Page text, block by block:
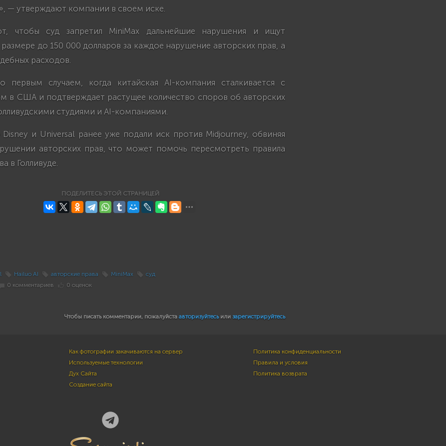
— утверждают компании в своем иске.
чтобы суд запретил MiniMax дальнейшие нарушения и ищут
до 150 000 долларов за каждое нарушение авторских прав, а
расходов.
первым случаем, когда китайская AI-компания сталкивается с
в США и подтверждает растущее количество споров об авторских
студиями и AI-компаниями.
и Universal ранее уже подали иск против Midjourney, обвиняя
авторских прав, что может помочь пересмотреть правила
в Голливуде.
ПОДЕЛИТЕСЬ ЭТОЙ СТРАНИЦЕЙ
Hailuo AI авторские права MiniMax
суд
0 комментариев 0 оценок
Чтобы писать комментарии, пожалуйста авторизуйтесьили зарегистрируйтесь
Как фотографии закачиваются на сервер
Используемые технологии
Дух Сайта
Создание сайта
Политика конфиденциальности
Правила и условия
Политика возврата